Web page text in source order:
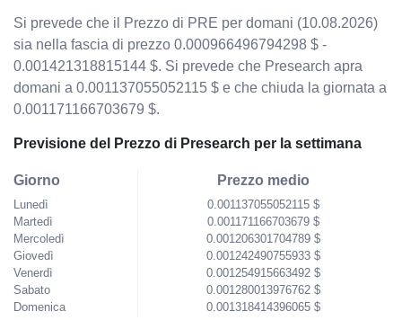
Si prevede che il Prezzo di PRE per domani (10.08.2026)
sia nella fascia di prezzo 0.000966496794298 $ -
0.001421318815144 $. Si prevede che Presearch apra
domani a 0.001137055052115 $ e che chiuda la giornata a
0.001171166703679 $.
Previsione del Prezzo di Presearch per la settimana
Giorno
Lunedì
Martedì
Mercoledì
Giovedì
Venerdì
Sabato
Domenica
Prezzo medio
0.001137055052115 $
0.001171166703679 $
0.001206301704789 $
0.001242490755933 $
0.001254915663492 $
0.001280013976762 $
0.001318414396065 $